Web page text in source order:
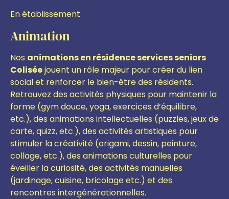
En établissement
Animation
Nos animations en résidence services seniors
Coliséejouent un rôle majeur pour créer du lien
social et renforcer le bien-être des résidents.
Retrouvez des activités physiques pour maintenir la
forme (gym douce, yoga, exercices d’équilibre,
etc.), des animations intellectuelles (puzzles, jeux de
carte, quizz, etc.), des activités artistiques pour
stimuler la créativité (origami, dessin, peinture,
collage, etc.), des animations culturelles pour
éveiller la curiosité, des activités manuelles
(jardinage, cuisine, bricolage etc.) et des
rencontres intergénérationnelles.